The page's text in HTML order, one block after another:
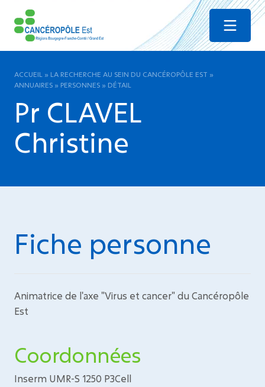
Menu
ACCUEIL » LA RECHERCHE AU SEIN DU CANCÉROPÔLE EST »
ANNUAIRES » PERSONNES » DÉTAIL
Pr CLAVEL
Christine
Fiche personne
Animatrice de l'axe "Virus et cancer" du Cancéropôle
Est
Coordonnées
Inserm UMR-S 1250 P3Cell